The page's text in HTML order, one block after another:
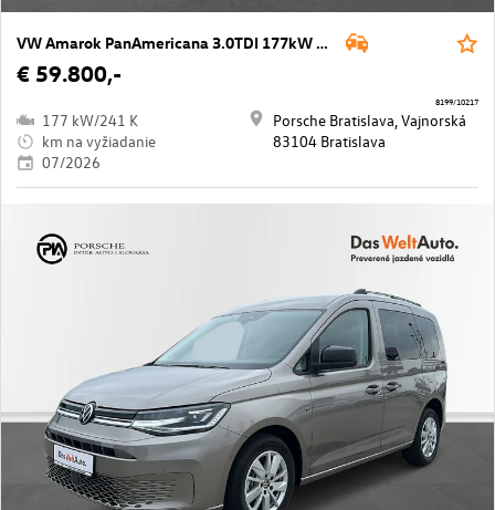
VW Amarok PanAmericana 3.0TDI 177kW AT10 4M
€ 59.800,-
177 kW/241 K
km na vyžiadanie
07/2026
Porsche Bratislava, Vajnorská
83104 Bratislava
8199/10217